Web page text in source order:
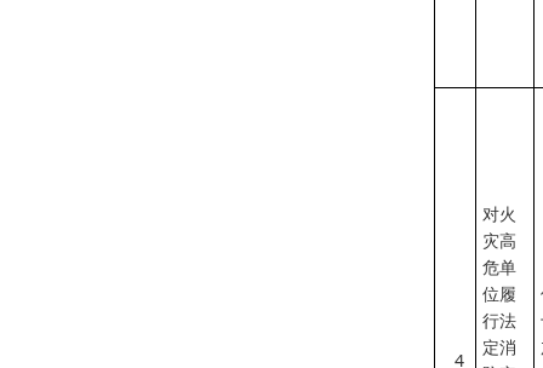
4
对火
灾高
危单
位履
行法
定消